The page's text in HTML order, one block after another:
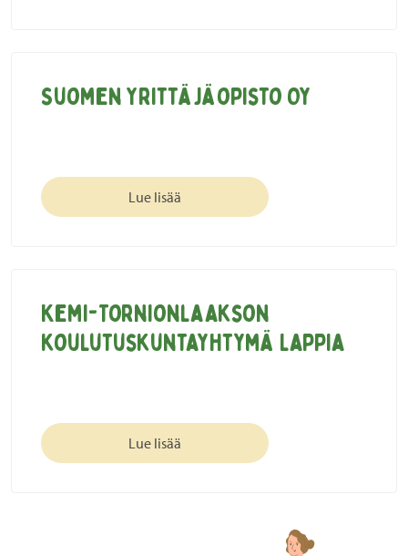
Suomen Yrittäjäopisto Oy
Lue lisää
Kemi-Tornionlaakson
koulutuskuntayhtymä Lappia
Lue lisää